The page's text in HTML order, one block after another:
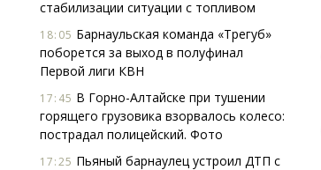
стабилизации ситуации с топливом
18:05 Барнаульская команда «Трегуб»
поборется за выход в полуфинал
Первой лиги КВН
17:45 В Горно-Алтайске при тушении
горящего грузовика взорвалось колесо:
пострадал полицейский. Фото
17:25 Пьяный барнаулец устроил ДТП с